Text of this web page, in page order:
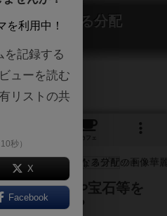
ト：華麗なる分配
Split
カフェ
物や美術品や宝石等を
だろうか？
を利用中！
を記録する
ューを読む
リストの共
秒）
X
Facebook